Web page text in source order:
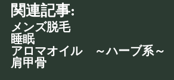
関連記事:
メンズ脱毛
睡眠
アロマオイル ～ハーブ系～
肩甲骨